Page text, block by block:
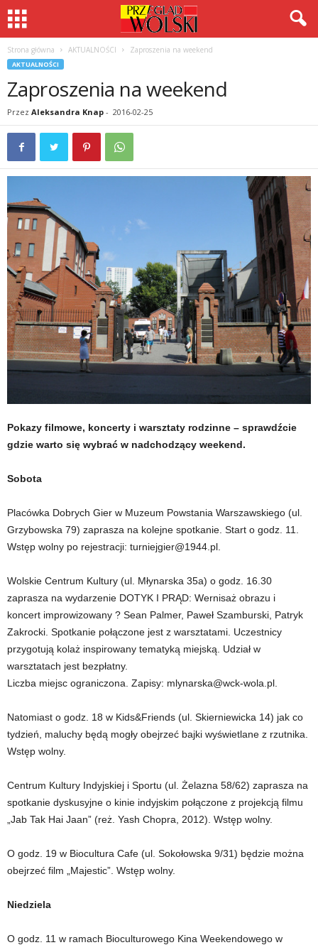
Strona główna AKTUALNOŚCI Zaproszenia na weekend
AKTUALNOŚCI
Zaproszenia na weekend
Przez Aleksandra Knap - 2016-02-25
Pokazy filmowe, koncerty i warsztaty rodzinne – sprawdźcie
gdzie warto się wybrać w nadchodzący weekend.
Sobota
Placówka Dobrych Gier w Muzeum Powstania Warszawskiego (ul.
Grzybowska 79) zaprasza na kolejne spotkanie. Start o godz. 11.
Wstęp wolny po rejestracji: turniejgier@1944.pl.
Wolskie Centrum Kultury (ul. Młynarska 35a) o godz. 16.30
zaprasza na wydarzenie DOTYK I PRĄD: Wernisaż obrazu i
koncert improwizowany ? Sean Palmer, Paweł Szamburski, Patryk
Zakrocki. Spotkanie połączone jest z warsztatami. Uczestnicy
przygotują kolaż inspirowany tematyką miejską. Udział w
warsztatach jest bezpłatny.
Liczba miejsc ograniczona. Zapisy: mlynarska@wck-wola.pl.
Natomiast o godz. 18 w Kids&Friends (ul. Skierniewicka 14) jak co
tydzień, maluchy będą mogły obejrzeć bajki wyświetlane z rzutnika.
Wstęp wolny.
Centrum Kultury Indyjskiej i Sportu (ul. Żelazna 58/62) zaprasza na
spotkanie dyskusyjne o kinie indyjskim połączone z projekcją filmu
„Jab Tak Hai Jaan” (reż. Yash Chopra, 2012). Wstęp wolny.
O godz. 19 w Biocultura Cafe (ul. Sokołowska 9/31) będzie można
obejrzeć film „Majestic”. Wstęp wolny.
Niedziela
O godz. 11 w ramach Bioculturowego Kina Weekendowego w